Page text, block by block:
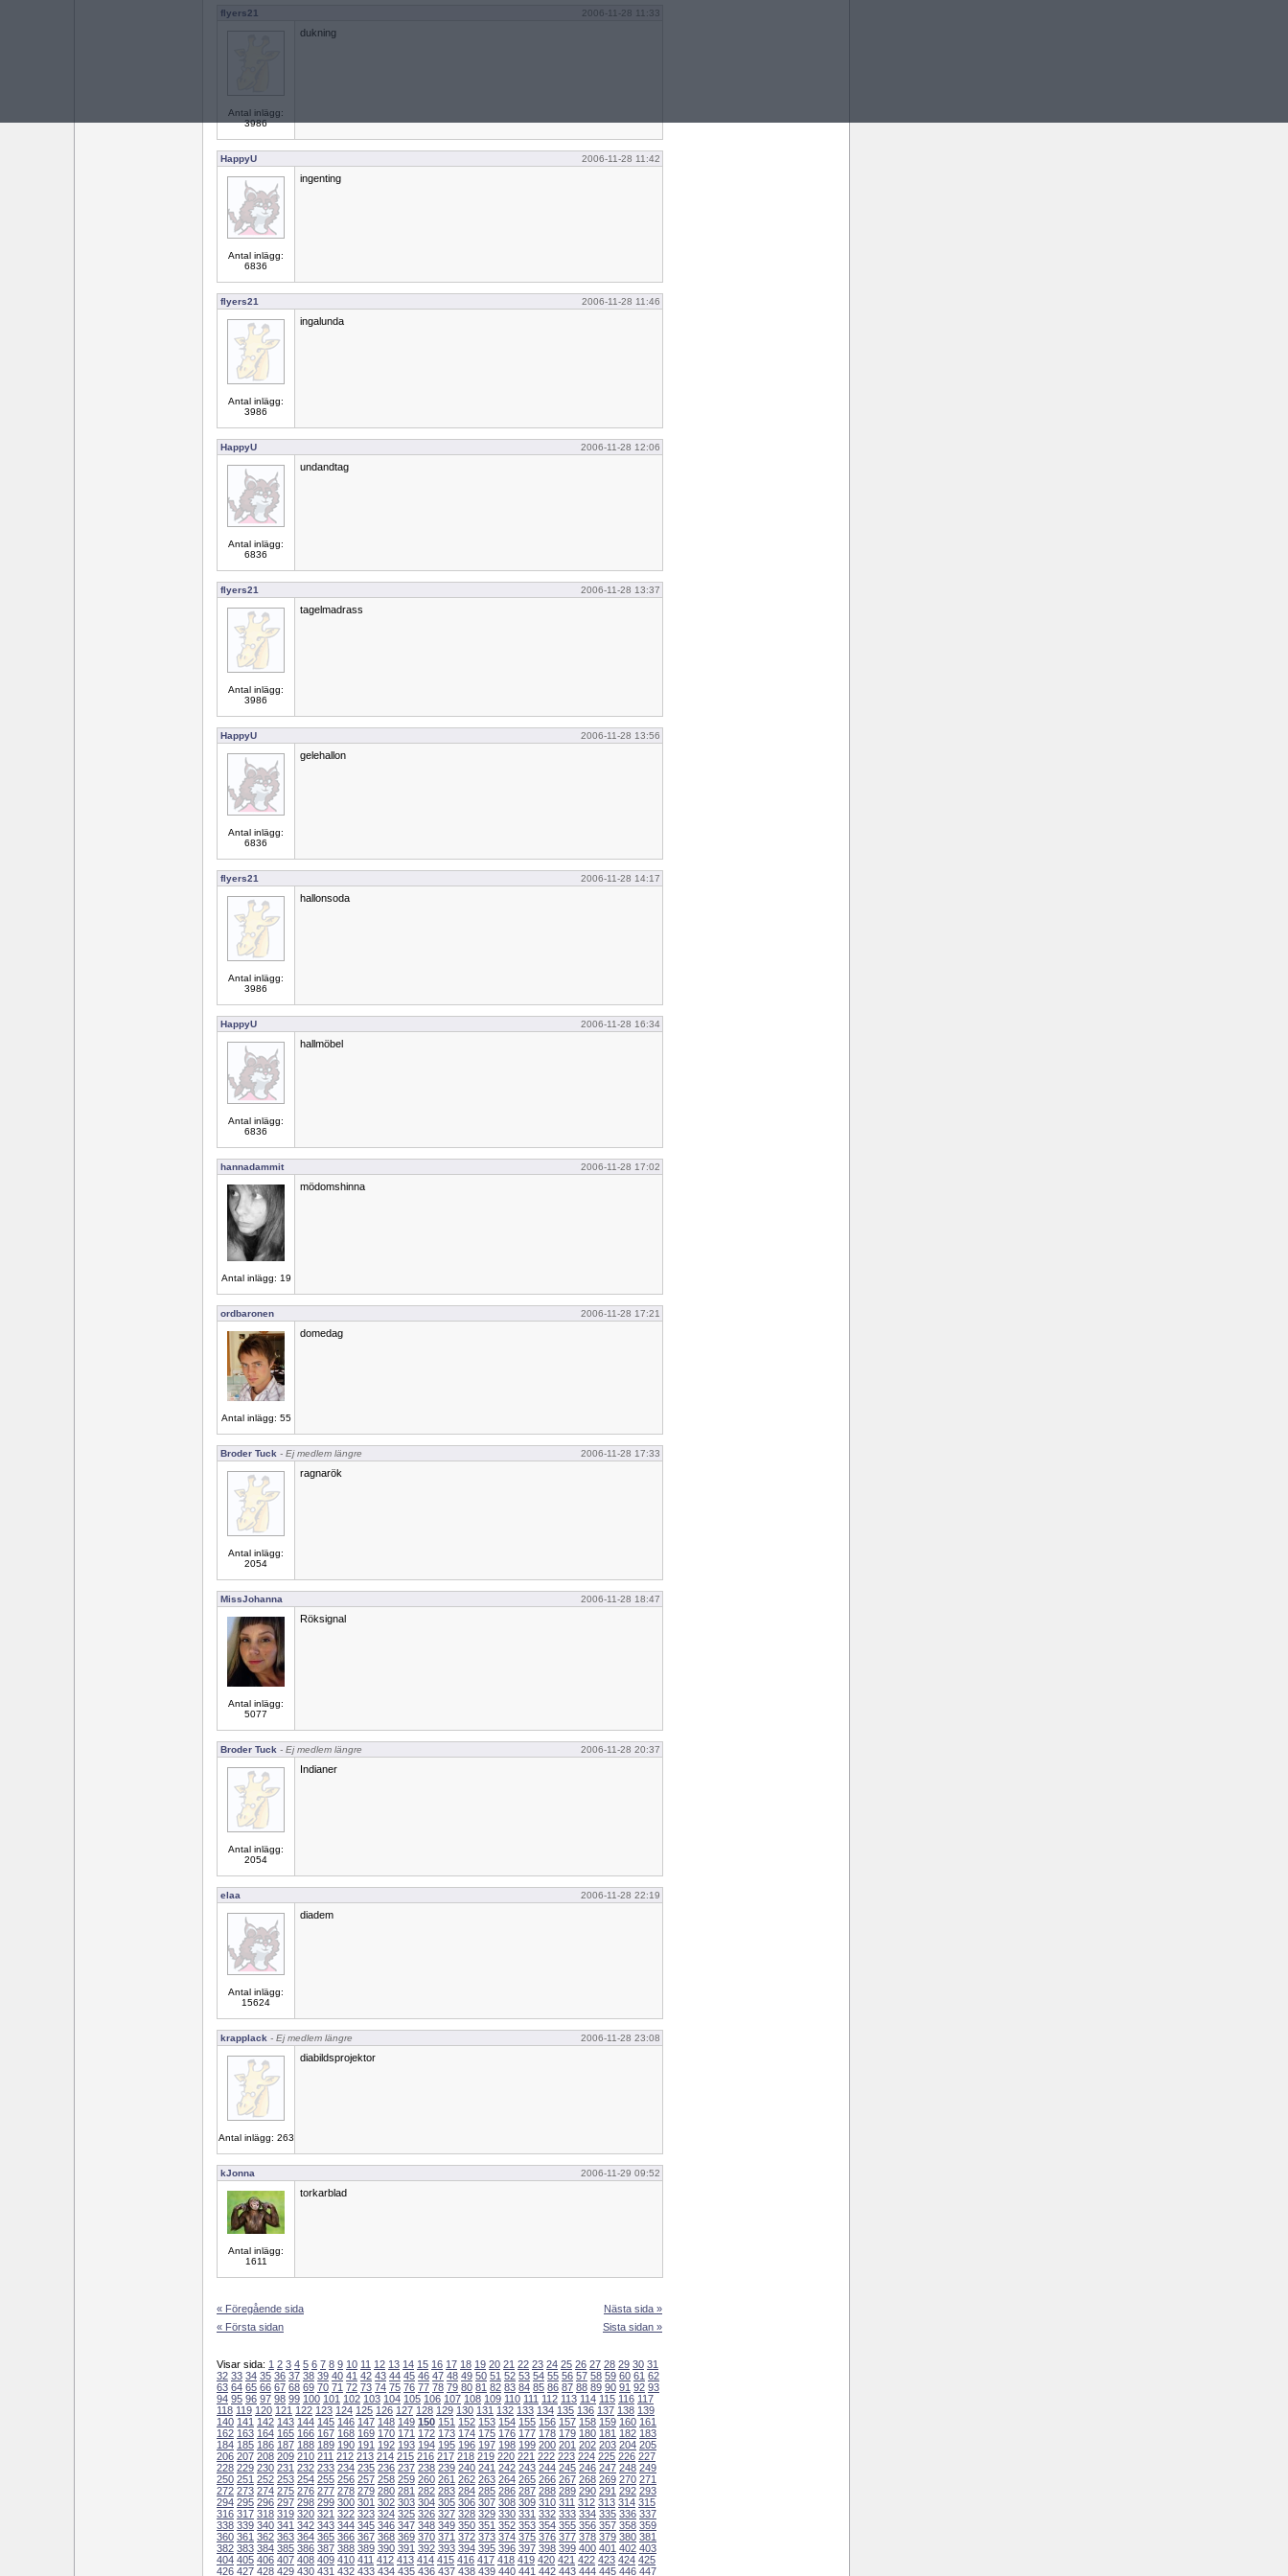
flyers21 2006-11-28 11:33
Antal inlägg:
3986
dukning
HappyU 2006-11-28 11:42
Antal inlägg:
6836
ingenting
flyers21 2006-11-28 11:46
Antal inlägg:
3986
ingalunda
HappyU 2006-11-28 12:06
Antal inlägg:
6836
undandtag
flyers21 2006-11-28 13:37
Antal inlägg:
3986
tagelmadrass
HappyU 2006-11-28 13:56
Antal inlägg:
6836
gelehallon
flyers21 2006-11-28 14:17
Antal inlägg:
3986
hallonsoda
HappyU 2006-11-28 16:34
Antal inlägg:
6836
hallmöbel
hannadammit 2006-11-28 17:02
Antal inlägg: 19
mödomshinna
ordbaronen 2006-11-28 17:21
Antal inlägg: 55
domedag
Broder Tuck - Ej medlem längre 2006-11-28 17:33
Antal inlägg:
2054
ragnarök
MissJohanna 2006-11-28 18:47
Antal inlägg:
5077
Röksignal
Broder Tuck - Ej medlem längre 2006-11-28 20:37
Antal inlägg:
2054
Indianer
elaa 2006-11-28 22:19
Antal inlägg:
15624
diadem
krapplack - Ej medlem längre 2006-11-28 23:08
Antal inlägg: 263
diabildsprojektor
kJonna 2006-11-29 09:52
Antal inlägg:
1611
torkarblad
« Föregående sida
« Första sidan
Nästa sida »
Sista sidan »
Visar sida: 1 2 3 4 5 6 7 8 9 10 11 12 13 14 15 16 17 18 19 20 21 22 23 24 25 26 27 28 29 30 31
32 33 34 35 36 37 38 39 40 41 42 43 44 45 46 47 48 49 50 51 52 53 54 55 56 57 58 59 60 61 62
63 64 65 66 67 68 69 70 71 72 73 74 75 76 77 78 79 80 81 82 83 84 85 86 87 88 89 90 91 92 93
94 95 96 97 98 99 100 101 102 103 104 105 106 107 108 109 110 111 112 113 114 115 116 117
118 119 120 121 122 123 124 125 126 127 128 129 130 131 132 133 134 135 136 137 138 139
140 141 142 143 144 145 146 147 148 149 150 151 152 153 154 155 156 157 158 159 160 161
162 163 164 165 166 167 168 169 170 171 172 173 174 175 176 177 178 179 180 181 182 183
184 185 186 187 188 189 190 191 192 193 194 195 196 197 198 199 200 201 202 203 204 205
206 207 208 209 210 211 212 213 214 215 216 217 218 219 220 221 222 223 224 225 226 227
228 229 230 231 232 233 234 235 236 237 238 239 240 241 242 243 244 245 246 247 248 249
250 251 252 253 254 255 256 257 258 259 260 261 262 263 264 265 266 267 268 269 270 271
272 273 274 275 276 277 278 279 280 281 282 283 284 285 286 287 288 289 290 291 292 293
294 295 296 297 298 299 300 301 302 303 304 305 306 307 308 309 310 311 312 313 314 315
316 317 318 319 320 321 322 323 324 325 326 327 328 329 330 331 332 333 334 335 336 337
338 339 340 341 342 343 344 345 346 347 348 349 350 351 352 353 354 355 356 357 358 359
360 361 362 363 364 365 366 367 368 369 370 371 372 373 374 375 376 377 378 379 380 381
382 383 384 385 386 387 388 389 390 391 392 393 394 395 396 397 398 399 400 401 402 403
404 405 406 407 408 409 410 411 412 413 414 415 416 417 418 419 420 421 422 423 424 425
426 427 428 429 430 431 432 433 434 435 436 437 438 439 440 441 442 443 444 445 446 447